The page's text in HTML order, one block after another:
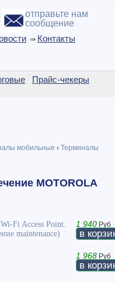
отправьте нам
сообщение
⇒ Контакты
Прайс-чекеры
мобильные ‹ Терминалы
MOTOROLA
Fi Access Point.
maintenance)
1 940 Руб
в
1 968 Руб
в